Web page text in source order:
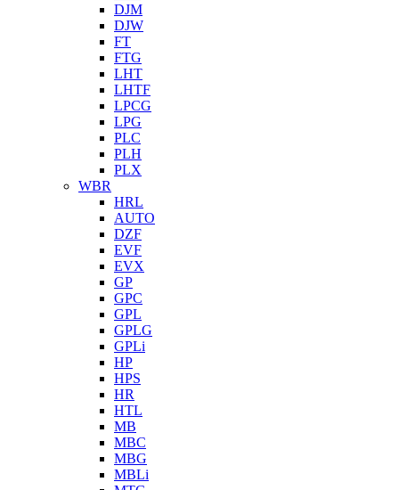
DJM
DJW
FT
FTG
LHT
LHTF
LPCG
LPG
PLC
PLH
PLX
WBR
HRL
AUTO
DZF
EVF
EVX
GP
GPC
GPL
GPLG
GPLi
HP
HPS
HR
HTL
MB
MBC
MBG
MBLi